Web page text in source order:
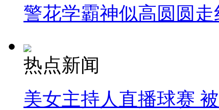
警花学霸神似高圆圆走
热点新闻
美女主持人直播球赛